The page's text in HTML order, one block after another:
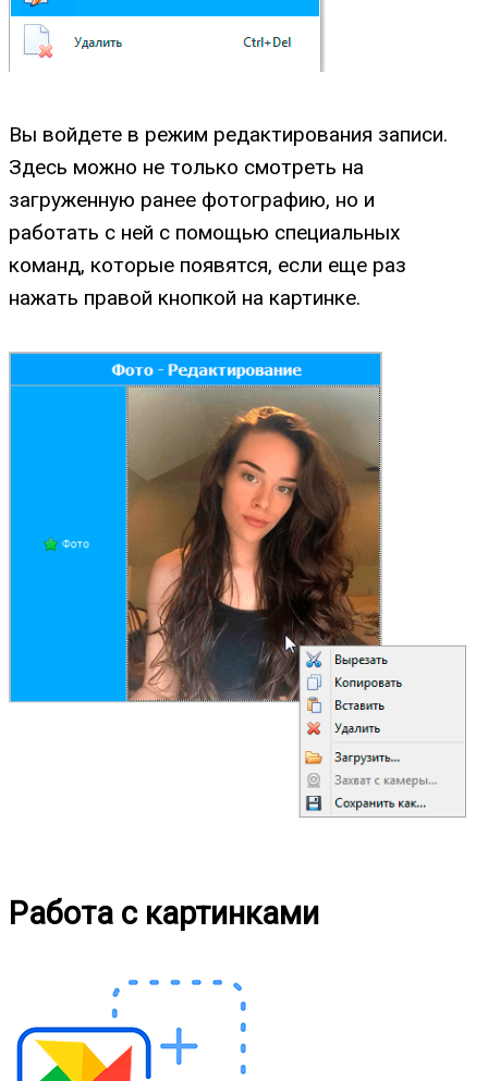
Вы войдете в режим редактирования записи.
Здесь можно не только смотреть на
загруженную ранее фотографию, но и
работать с ней с помощью специальных
команд, которые появятся, если еще раз
нажать правой кнопкой на картинке.
Работа с картинками